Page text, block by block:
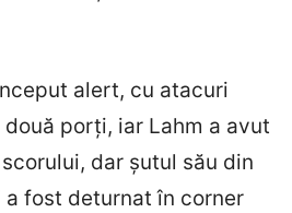
alert, cu atacuri
porți, iar Lahm a avut
dar șutul său din
fost deturnat în corner